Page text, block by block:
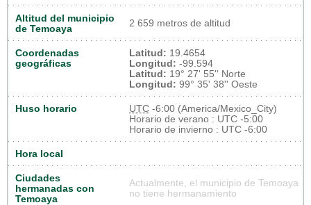
Altitud del municipio
de Temoaya
2 659 metros de altitud
Coordenadas
geográficas
Latitud: 19.4654
Longitud: -99.594
Latitud: 19° 27' 55'' Norte
Longitud: 99° 35' 38'' Oeste
Huso horario UTC -6:00 (America/Mexico_City)
Horario de verano : UTC -5:00
Horario de invierno : UTC -6:00
Hora local
Ciudades
hermanadas con
Temoaya
Actualmente, el municipio de Temoaya
no tiene hermanamiento